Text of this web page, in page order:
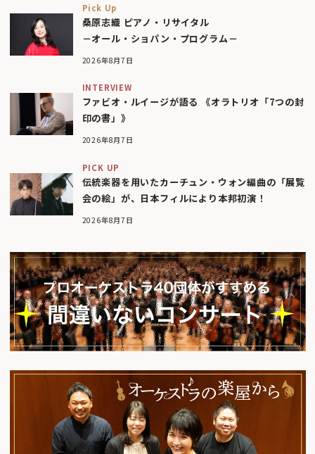
Pick Up
桑原志織 ピアノ・リサイタル
－オール・ショパン・プログラム－
2026年8月7日
INTERVIEW
ファビオ・ルイージが語る 《オラトリオ「7つの封
印の書」》
2026年8月7日
PICK UP
伝統楽器を用いたカーチュン・ウォン編曲の「展覧
会の絵」が、日本フィルにより本邦初演！
2026年8月7日